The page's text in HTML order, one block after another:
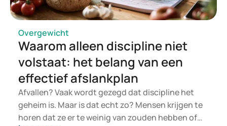
Overgewicht
Waarom alleen discipline niet
volstaat: het belang van een
effectief afslankplan
Afvallen? Vaak wordt gezegd dat discipline het
geheim is. Maar is dat echt zo? Mensen krijgen te
horen dat ze er te weinig van zouden hebben of